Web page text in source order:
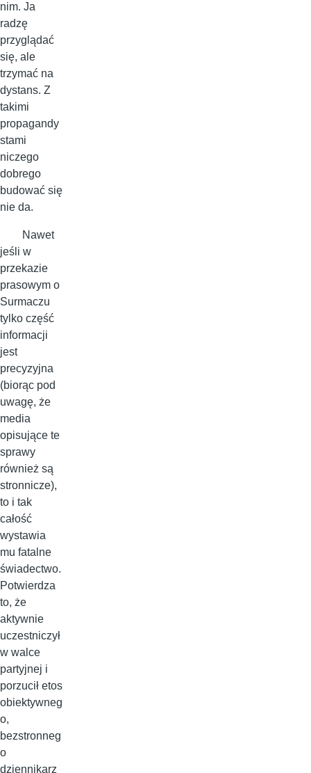
nim. Ja
radzę
przyglądać
się, ale
trzymać na
dystans. Z
takimi
propagandy
stami
niczego
dobrego
budować się
nie da.
Nawet
jeśli w
przekazie
prasowym o
Surmaczu
tylko część
informacji
jest
precyzyjna
(biorąc pod
uwagę, że
media
opisujące te
sprawy
również są
stronnicze),
to i tak
całość
wystawia
mu fatalne
świadectwo.
Potwierdza
to, że
aktywnie
uczestniczył
w walce
partyjnej i
porzucił etos
obiektywneg
o,
bezstronneg
o
dziennikarz